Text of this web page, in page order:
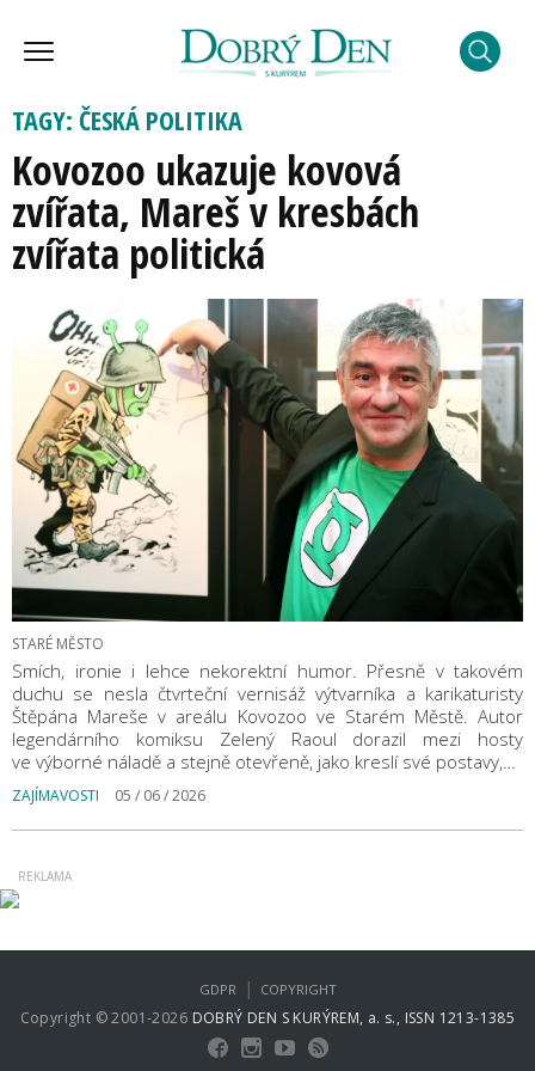
TAGY: ČESKÁ POLITIKA
Kovozoo ukazuje kovová
zvířata, Mareš v kresbách
zvířata politická
STARÉ MĚSTO
Smích, ironie i lehce nekorektní humor. Přesně v takovém
duchu se nesla čtvrteční vernisáž výtvarníka a karikaturisty
Štěpána Mareše v areálu Kovozoo ve Starém Městě. Autor
legendárního komiksu Zelený Raoul dorazil mezi hosty
ve výborné náladě a stejně otevřeně, jako kreslí své postavy,…
ZAJÍMAVOSTI 05 / 06 / 2026
Copyright © 2001-2026 DOBRÝ DEN S KURÝREM, a. s., ISSN 1213-1385
GDPR | COPYRIGHT